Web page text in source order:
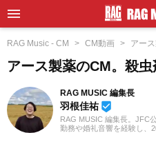
RAG Music - CM CM動画 アー
アース製薬のCM。殺
RAG MUSIC 編集長
羽根佳祐 beenhere
RAG MUSIC 編集長。JFC
勤務や婚礼音響を経験し、